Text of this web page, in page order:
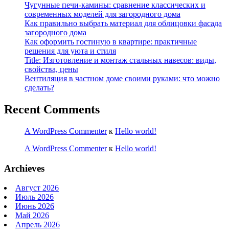
Чугунные печи-камины: сравнение классических и
современных моделей для загородного дома
Как правильно выбрать материал для облицовки фасада
загородного дома
Как оформить гостиную в квартире: практичные
решения для уюта и стиля
Title: Изготовление и монтаж стальных навесов: виды,
свойства, цены
Вентиляция в частном доме своими руками: что можно
сделать?
Recent Comments
A WordPress Commenterк Hello world!
A WordPress Commenterк Hello world!
Archieves
Август 2026
Июль 2026
Июнь 2026
Май 2026
Апрель 2026